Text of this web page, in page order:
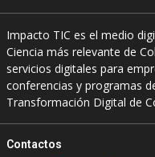
Impacto TIC es el medio
Ciencia más relevante de
servicios digitales para
conferencias y programas
Transformación Digital de
Contactos